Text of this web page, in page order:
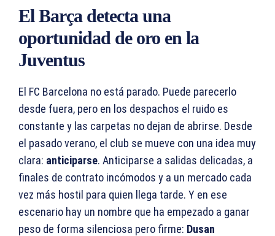
El Barça detecta una
oportunidad de oro en la
Juventus
El FC Barcelona no está parado. Puede parecerlo
desde fuera, pero en los despachos el ruido es
constante y las carpetas no dejan de abrirse. Desde
el pasado verano, el club se mueve con una idea muy
clara: anticiparse. Anticiparse a salidas delicadas, a
finales de contrato incómodos y a un mercado cada
vez más hostil para quien llega tarde. Y en ese
escenario hay un nombre que ha empezado a ganar
peso de forma silenciosa pero firme: Dusan